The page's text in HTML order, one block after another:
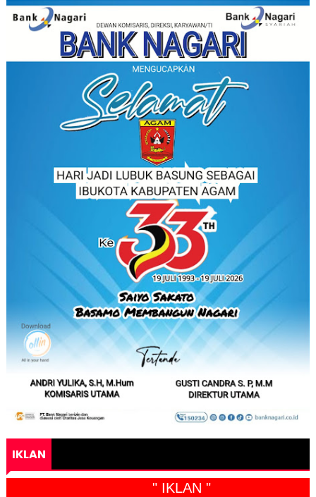
IKLAN
" IKLAN "